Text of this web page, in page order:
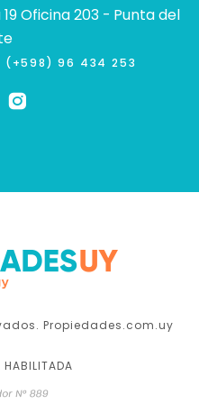
Oficina 203 - Punta del
(+598) 96 434 253
Propiedades.com.uy